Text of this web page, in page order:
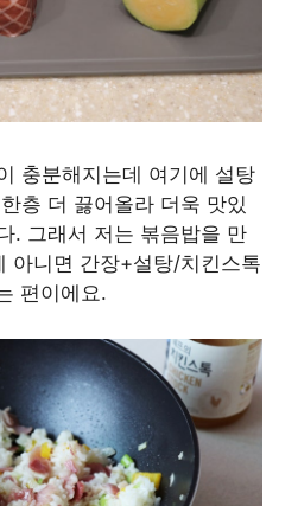
충분해지는데 여기에 설탕
층 더 끓어올라 더욱 맛있
. 그래서 저는 볶음밥을 만
아니면 간장+설탕/치킨스톡
편이에요.